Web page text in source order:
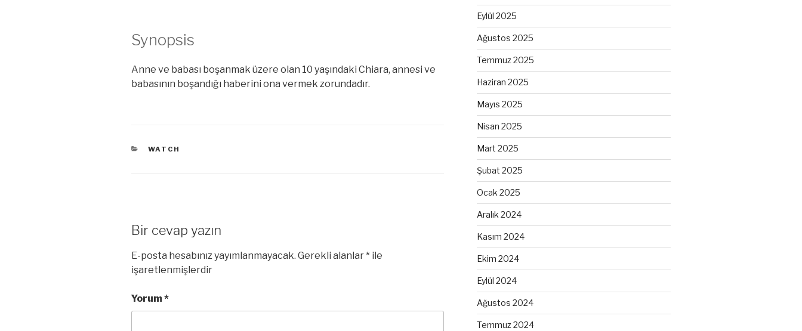
Synopsis
Anne ve babası boşanmak üzere olan 10 yaşındaki Chiara, annesi ve
babasının boşandığı haberini ona vermek zorundadır.
KATEGORILER
WATCH
Bir cevap yazın
E-posta hesabınız yayımlanmayacak. Gerekli alanlar* ile
işaretlenmişlerdir
Yorum*
Eylül 2025
Ağustos 2025
Temmuz 2025
Haziran 2025
Mayıs 2025
Nisan 2025
Mart 2025
Şubat 2025
Ocak 2025
Aralık 2024
Kasım 2024
Ekim 2024
Eylül 2024
Ağustos 2024
Temmuz 2024